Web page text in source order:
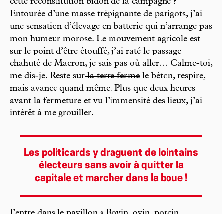
cette reconstitution bidon de la campagne ?
Entourée d’une masse trépignante de parigots, j’ai
une sensation d’élevage en batterie qui n’arrange pas
mon humeur morose. Le mouvement agricole est
sur le point d’être étouffé, j’ai raté le passage
chahuté de Macron, je sais pas où aller… Calme-toi,
me dis-je. Reste surla terre ferme le béton, respire,
mais avance quand même. Plus que deux heures
avant la fermeture et vu l’immensité des lieux, j’ai
intérêt à me grouiller.
Les politicards y draguent de lointains
électeurs sans avoir à quitter la
capitale et marcher dans la boue !